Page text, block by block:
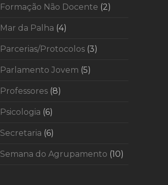
Formação Não Docente (2)
Mar da Palha (4)
Parcerias/Protocolos (3)
Parlamento Jovem (5)
Professores (8)
Psicologia (6)
Secretaria (6)
Semana do Agrupamento (10)